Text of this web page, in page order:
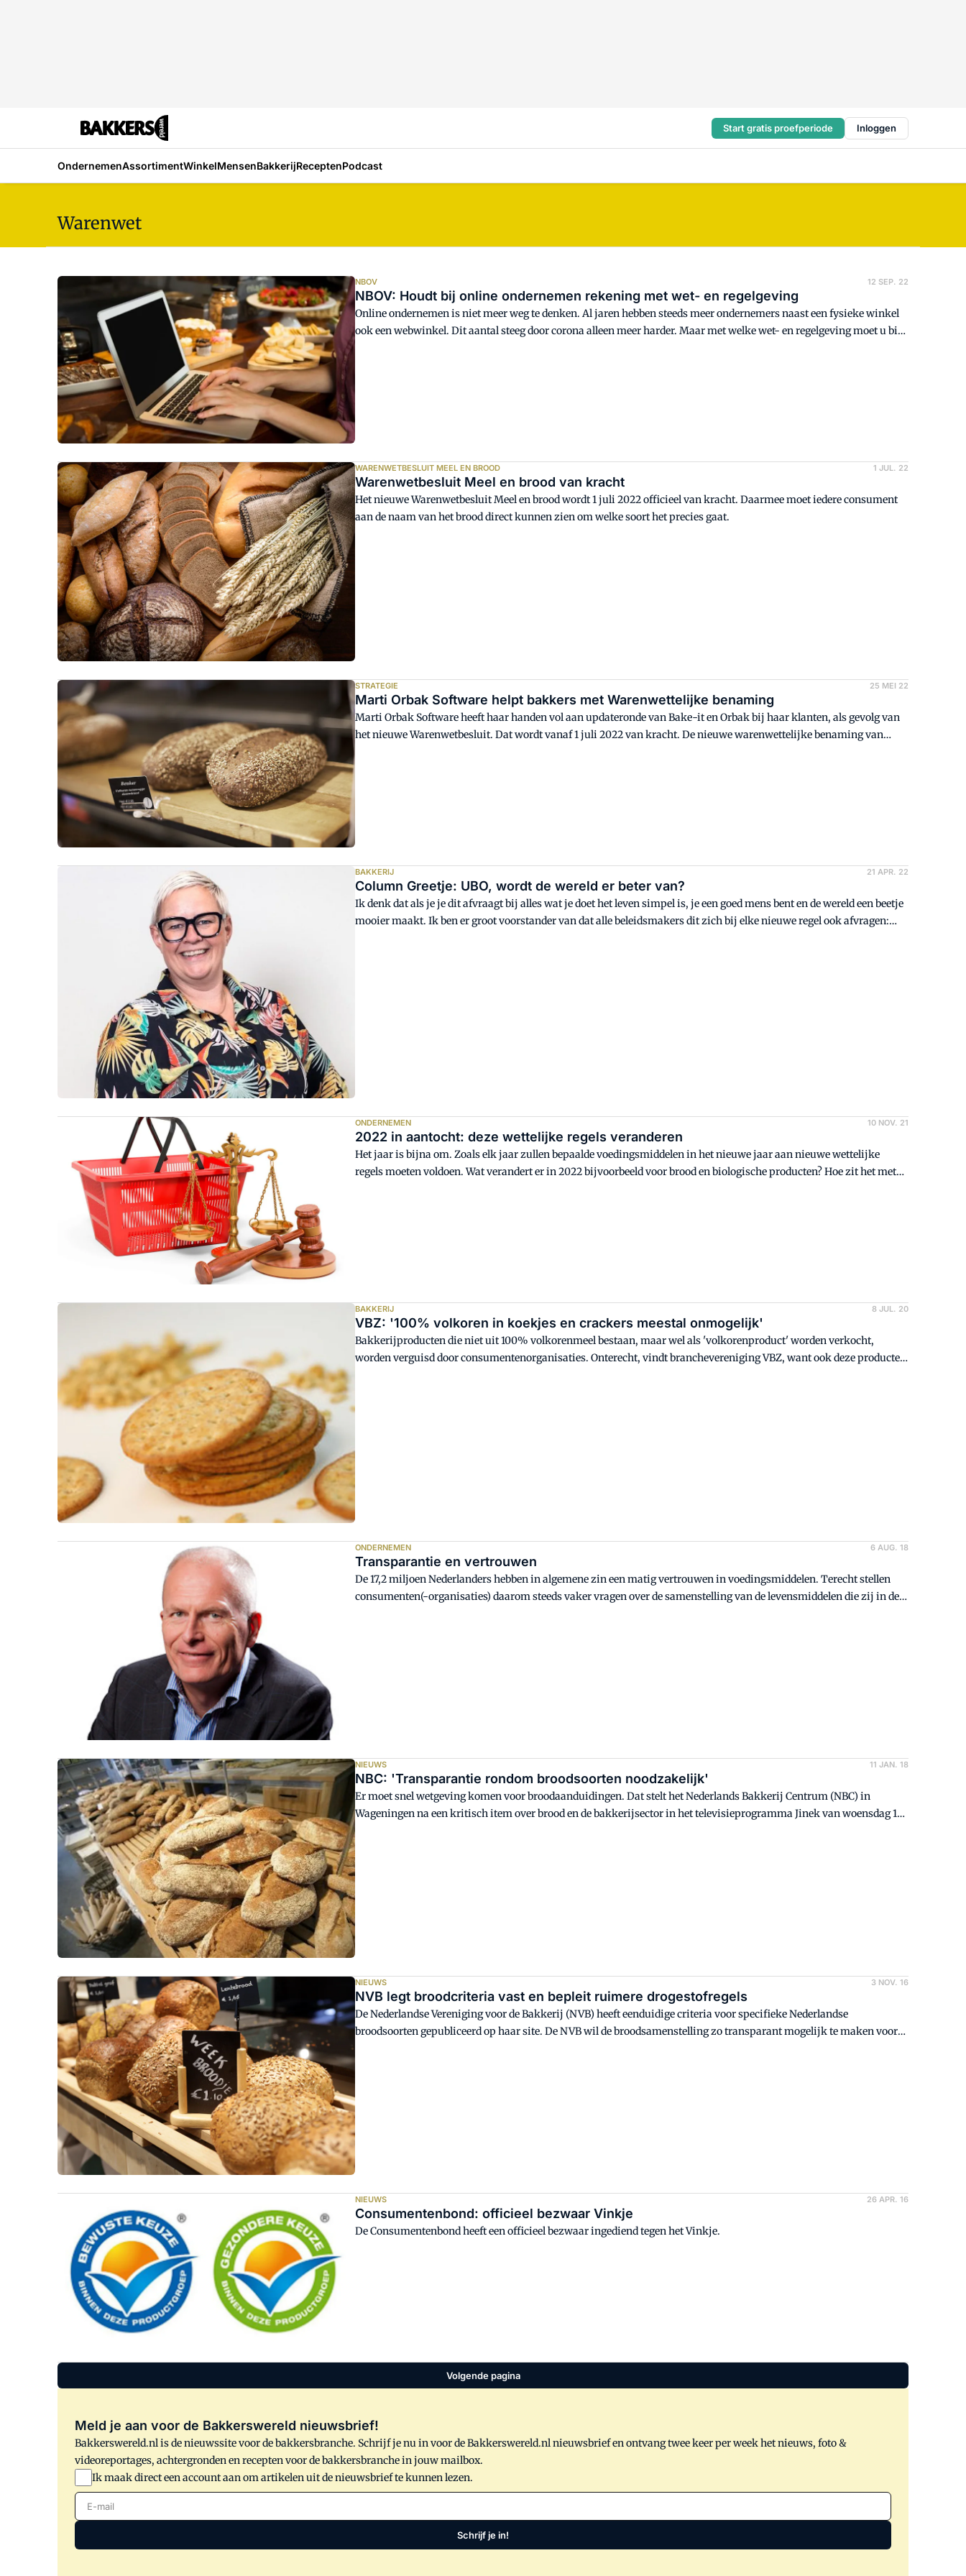
Start gratis proefperiode Inloggen
OndernemenAssortimentWinkelMensenBakkerijReceptenPodcast
Warenwet
NBOV 12 SEP. 22
NBOV: Houdt bij online ondernemen rekening met wet- en regelgeving
Online ondernemen is niet meer weg te denken. Al jaren hebben steeds meer ondernemers naast een fysieke winkel
ook een webwinkel. Dit aantal steeg door corona alleen meer harder. Maar met welke wet- en regelgeving moet u bij
WARENWETBESLUIT MEEL EN BROOD 1 JUL. 22
Warenwetbesluit Meel en brood van kracht
Het nieuwe Warenwetbesluit Meel en brood wordt 1 juli 2022 officieel van kracht. Daarmee moet iedere consument
aan de naam van het brood direct kunnen zien om welke soort het precies gaat.
STRATEGIE 25 MEI 22
Marti Orbak Software helpt bakkers met Warenwettelijke benaming
Marti Orbak Software heeft haar handen vol aan updateronde van Bake-it en Orbak bij haar klanten, als gevolg van
het nieuwe Warenwetbesluit. Dat wordt vanaf 1 juli 2022 van kracht. De nieuwe warenwettelijke benaming van
BAKKERIJ 21 APR. 22
Column Greetje: UBO, wordt de wereld er beter van?
Ik denk dat als je je dit afvraagt bij alles wat je doet het leven simpel is, je een goed mens bent en de wereld een beetje
mooier maakt. Ik ben er groot voorstander van dat alle beleidsmakers dit zich bij elke nieuwe regel ook afvragen:
ONDERNEMEN 10 NOV. 21
2022 in aantocht: deze wettelijke regels veranderen
Het jaar is bijna om. Zoals elk jaar zullen bepaalde voedingsmiddelen in het nieuwe jaar aan nieuwe wettelijke
regels moeten voldoen. Wat verandert er in 2022 bijvoorbeeld voor brood en biologische producten? Hoe zit het met
BAKKERIJ 8 JUL. 20
VBZ: '100% volkoren in koekjes en crackers meestal onmogelijk'
Bakkerijproducten die niet uit 100% volkorenmeel bestaan, maar wel als 'volkorenproduct' worden verkocht,
worden verguisd door consumentenorganisaties. Onterecht, vindt branchevereniging VBZ, want ook deze producten
ONDERNEMEN 6 AUG. 18
Transparantie en vertrouwen
De 17,2 miljoen Nederlanders hebben in algemene zin een matig vertrouwen in voedingsmiddelen. Terecht stellen
consumenten(-organisaties) daarom steeds vaker vragen over de samenstelling van de levensmiddelen die zij in de
NIEUWS 11 JAN. 18
NBC: 'Transparantie rondom broodsoorten noodzakelijk'
Er moet snel wetgeving komen voor broodaanduidingen. Dat stelt het Nederlands Bakkerij Centrum (NBC) in
Wageningen na een kritisch item over brood en de bakkerijsector in het televisieprogramma Jinek van woensdag 10
NIEUWS 3 NOV. 16
NVB legt broodcriteria vast en bepleit ruimere drogestofregels
De Nederlandse Vereniging voor de Bakkerij (NVB) heeft eenduidige criteria voor specifieke Nederlandse
broodsoorten gepubliceerd op haar site. De NVB wil de broodsamenstelling zo transparant mogelijk te maken voor
NIEUWS 26 APR. 16
Consumentenbond: officieel bezwaar Vinkje
De Consumentenbond heeft een officieel bezwaar ingediend tegen het Vinkje.
Volgende pagina
Meld je aan voor de Bakkerswereld nieuwsbrief!
Bakkerswereld.nl is de nieuwssite voor de bakkersbranche. Schrijf je nu in voor de Bakkerswereld.nl nieuwsbrief en ontvang twee keer per week het nieuws, foto &
videoreportages, achtergronden en recepten voor de bakkersbranche in jouw mailbox.
Ik maak direct een account aan om artikelen uit de nieuwsbrief te kunnen lezen.
E-mail
Schrijf je in!